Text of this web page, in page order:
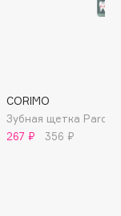
CORIMO
Зубная щетка
267 ₽
356 ₽